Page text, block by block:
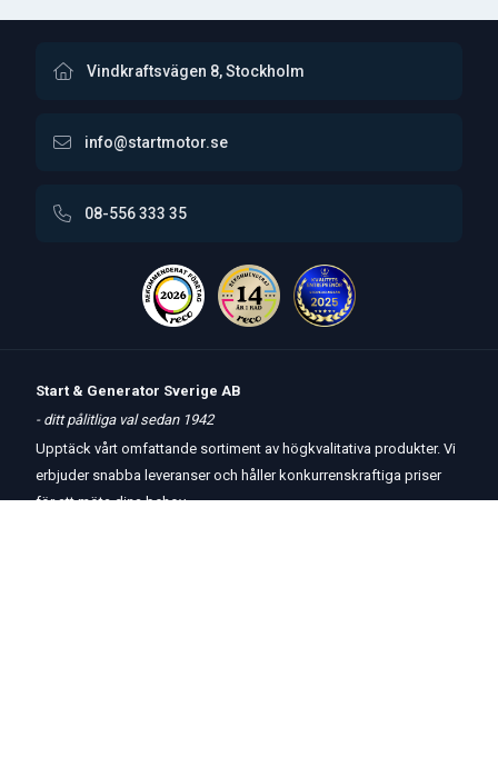
Vindkraftsvägen 8, Stockholm
info@startmotor.se
08-556 333 35
Start & Generator Sverige AB
- ditt pålitliga val sedan 1942
Upptäck vårt omfattande sortiment av högkvalitativa produkter. Vi
erbjuder snabba leveranser och håller konkurrenskraftiga priser
för att möta dina behov.